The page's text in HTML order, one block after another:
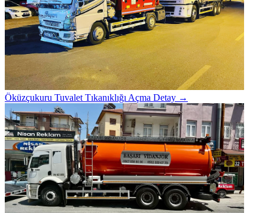
Öküzçukuru Tuvalet Tıkanıklığı Açma Detay →